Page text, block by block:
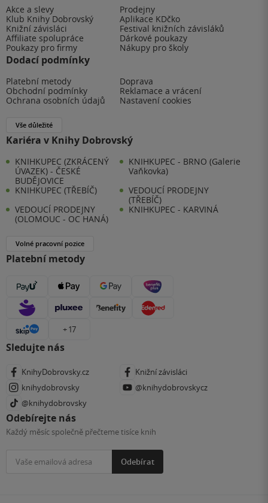
Akce a slevy
Prodejny
Klub Knihy Dobrovský
Aplikace KDčko
Knižní závisláci
Festival knižních závisláků
Affiliate spolupráce
Dárkové poukazy
Poukazy pro firmy
Nákupy pro školy
Dodací podmínky
Platební metody
Doprava
Obchodní podmínky
Reklamace a vrácení
Ochrana osobních údajů
Nastavení cookies
Vše důležité
Kariéra v Knihy Dobrovský
KNIHKUPEC (ZKRÁCENÝ
ÚVAZEK) - ČESKÉ
BUDĚJOVICE
KNIHKUPEC - BRNO (Galerie
Vaňkovka)
KNIHKUPEC (TŘEBÍČ)
VEDOUCÍ PRODEJNY
(TŘEBÍČ)
VEDOUCÍ PRODEJNY
(OLOMOUC - OC HANÁ)
KNIHKUPEC - KARVINÁ
Volné pracovní pozice
Platební metody
+ 17
Sledujte nás
KnihyDobrovsky.cz
Knižní závisláci
knihydobrovsky
@knihydobrovskycz
@knihydobrovsky
Odebírejte nás
Každý měsíc společně přečteme tisíce knih
Odebírat